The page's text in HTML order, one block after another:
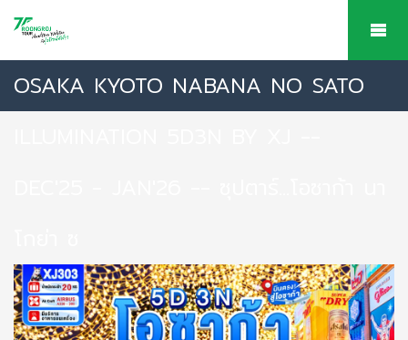
OSAKA KYOTO NABANA NO SATO